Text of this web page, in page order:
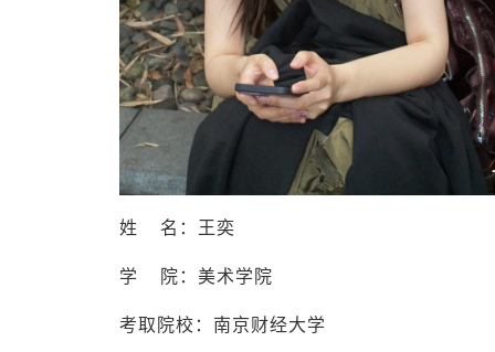
姓 名：王奕
学 院：美术学院
考取院校：南京财经大学